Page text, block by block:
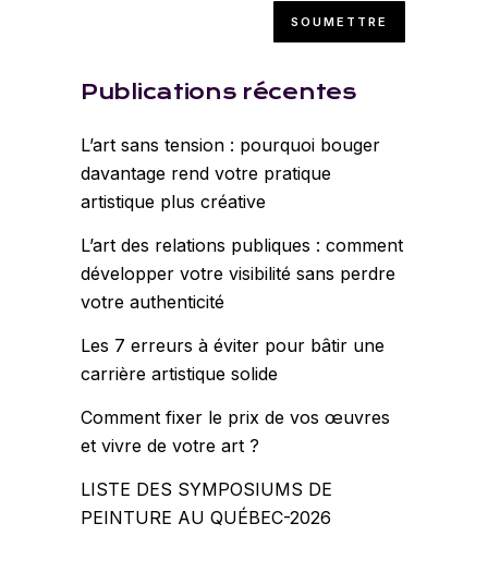
Publications récentes
L’art sans tension : pourquoi bouger
davantage rend votre pratique
artistique plus créative
L’art des relations publiques : comment
développer votre visibilité sans perdre
votre authenticité
Les 7 erreurs à éviter pour bâtir une
carrière artistique solide
Comment fixer le prix de vos œuvres
et vivre de votre art ?
LISTE DES SYMPOSIUMS DE
PEINTURE AU QUÉBEC-2026